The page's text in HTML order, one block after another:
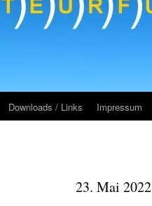
Downloads / Links Impressum
23. Mai 2022